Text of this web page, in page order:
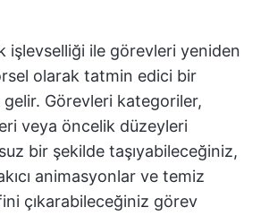
işlevselliği ile görevleri yeniden
olarak tatmin edici bir
Görevleri kategoriler,
veya öncelik düzeyleri
bir şekilde taşıyabileceğiniz,
animasyonlar ve temiz
çıkarabileceğiniz görev